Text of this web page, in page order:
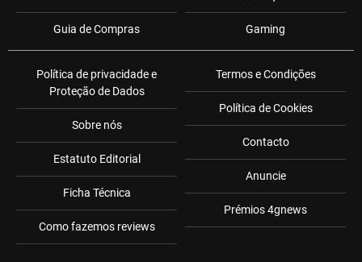
Guia de Compras Gaming
Política de privacidade e
Proteção de Dados
Sobre nós
Estatuto Editorial
Ficha Técnica
Como fazemos reviews
Termos e Condições
Política de Cookies
Contacto
Anuncie
Prémios 4gnews